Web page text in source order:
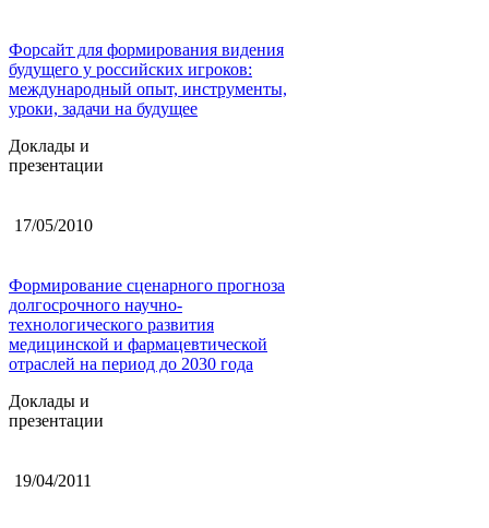
Форсайт для формирования видения
будущего у российских игроков:
международный опыт, инструменты,
уроки, задачи на будущее
Доклады и
презентации
17/05/2010
Формирование сценарного прогноза
долгосрочного научно-
технологического развития
медицинской и фармацевтической
отраслей на период до 2030 года
Доклады и
презентации
19/04/2011